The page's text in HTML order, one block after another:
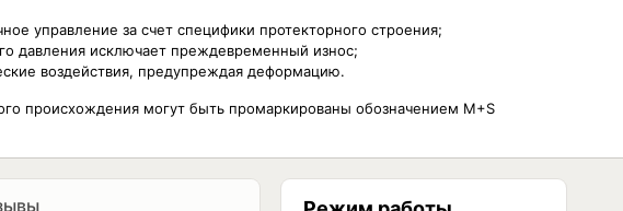
управление за счет специфики протекторного строения;
давления исключает преждевременный износ;
воздействия, предупреждая деформацию.
происхождения могут быть промаркированы обозначением M+S